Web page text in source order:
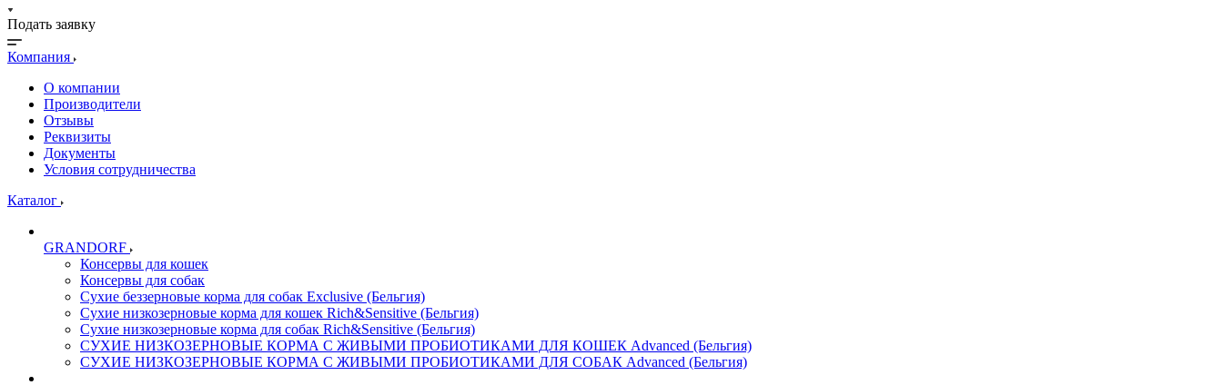
Подать заявку
Компания
О компании
Производители
Отзывы
Реквизиты
Документы
Условия сотрудничества
Каталог
GRANDORF
Консервы для кошек
Консервы для собак
Сухие беззерновые корма для собак Exclusive (Бельгия)
Сухие низкозерновые корма для кошек Rich&Sensitive (Бельгия)
Сухие низкозерновые корма для собак Rich&Sensitive (Бельгия)
СУХИЕ НИЗКОЗЕРНОВЫЕ КОРМА С ЖИВЫМИ ПРОБИОТИКАМИ ДЛЯ КОШЕК Advanced (Бельгия)
СУХИЕ НИЗКОЗЕРНОВЫЕ КОРМА С ЖИВЫМИ ПРОБИОТИКАМИ ДЛЯ СОБАК Advanced (Бельгия)